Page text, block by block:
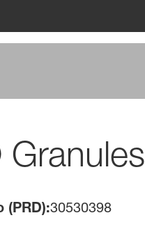
(PRD):30530398